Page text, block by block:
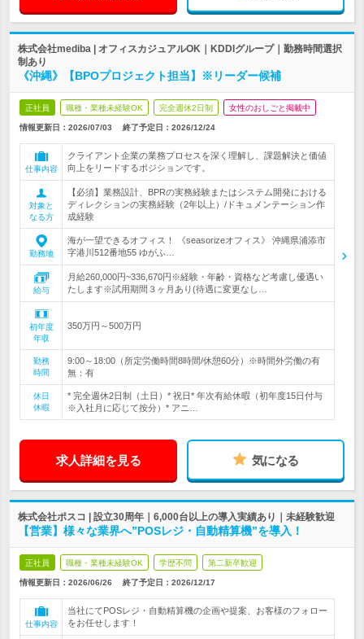
株式会社mediba | オフィスカジュアルOK｜KDDIグループ｜勤務時間選択
制あり
《沖縄》【BPOプロジェクト担当】※リーダー候補
正社員 職種・業種未経験OK 完全週休2日制 女性のおしごと掲載中
情報更新日：2026/07/03 終了予定日： 2026/12/24
仕事内容
クライアント企業の業務プロセスを深く理解し、課題解決と価値
向上をリードするポジションです。
対象と
なる方
【必須】業務設計、BPRの実務経験またはシステム開発における
ディレクションの実務経験（2年以上）/ドキュメンテーション作
成経験
勤務地
海が一望できるオフィス！ 《seasorizeオフィス》 沖縄県浦添市
字港川512番地55 ゆがふ…
給与
月給260,000円~336,670円※経験・年齢・資格など考慮し優遇い
たします※試用期間３ヶ月あり(待遇に変更なし…
初年度
年収
350万円～500万円
勤務
時間
9:00～18:00（所定労働時間8時間/休憩60分）※時間外労働の有
無：有
休日
休暇
* 完全週休2日制（土日）* 祝日* 年次有給休暇（初年度15日付与
※入社月に応じて按分）* アニ…
求人詳細を見る 気になる
株式会社ポスコ | 設立30周年｜6,000台以上の導入実績あり｜未経験歓迎
【営業】様々な業界へ”POSレジ・自動精算機”を導入！
正社員 職種・業種未経験OK 学歴不問 第二新卒歓迎
情報更新日：2026/06/26 終了予定日： 2026/12/17
仕事内容
当社にてPOSレジ・自動精算機の企画や提案、お客様のフォロー
をお任せします！